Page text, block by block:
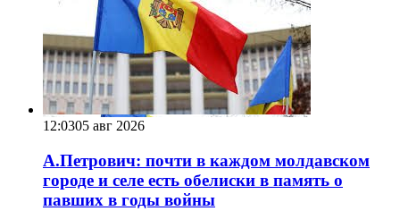
12:0305 авг 2026
А.Петрович: почти в каждом молдавском
городе и селе есть обелиски в память о
павших в годы войны